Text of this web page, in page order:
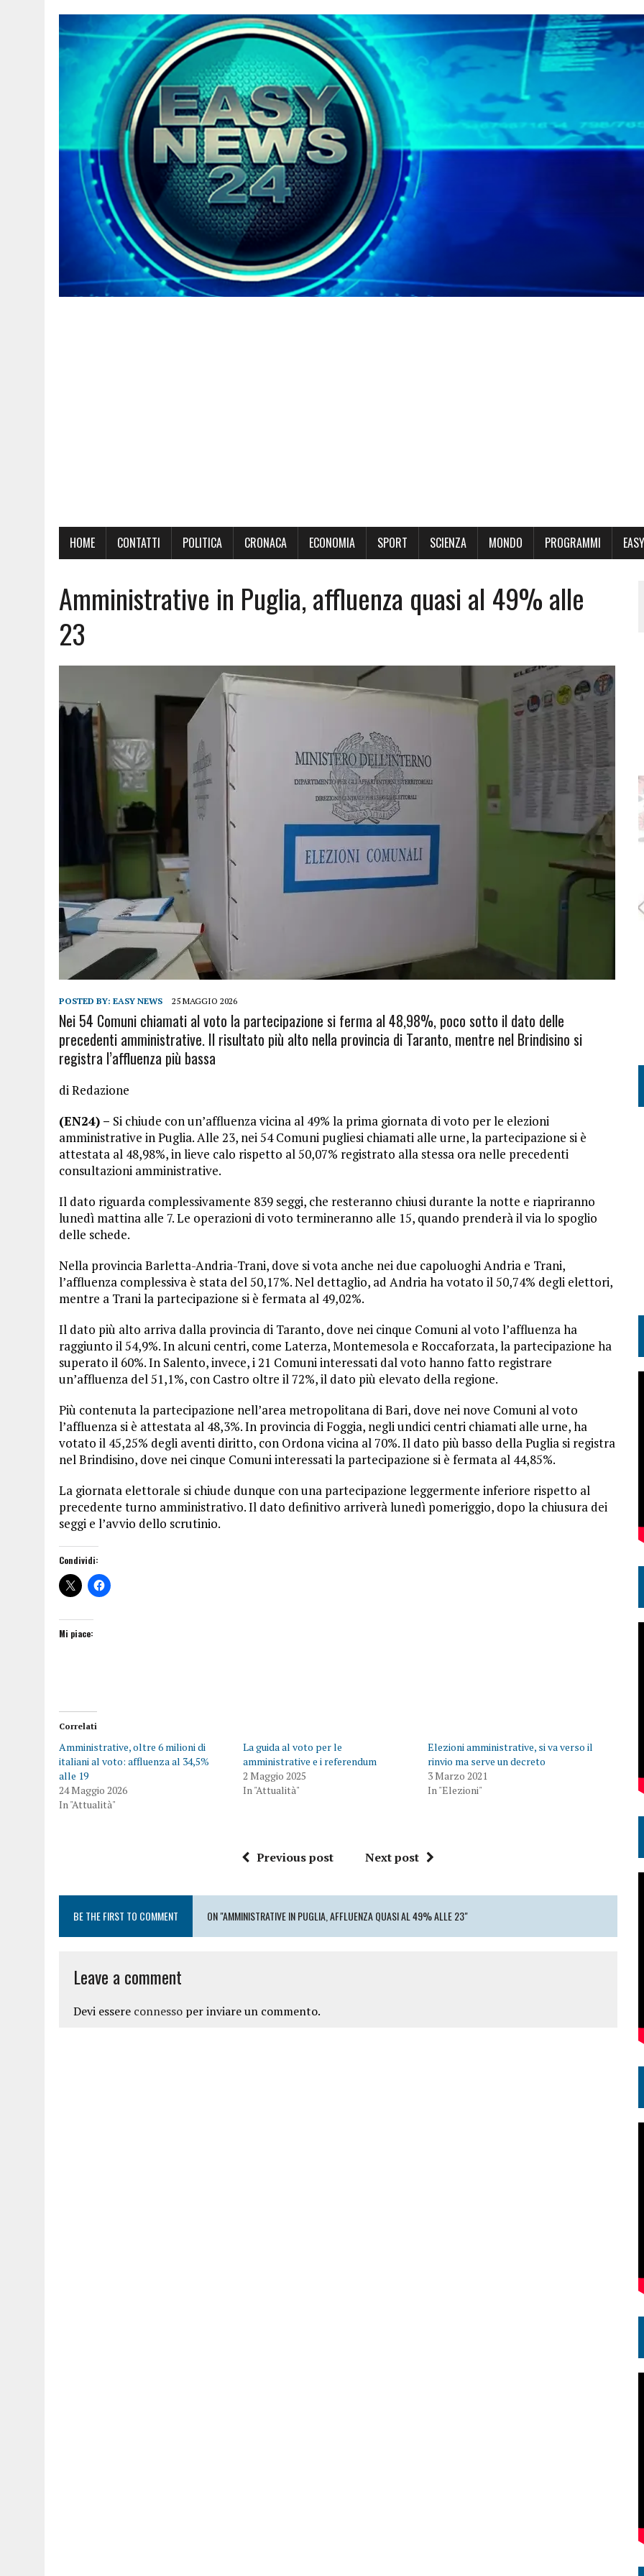
HOME CONTATTI POLITICA CRONACA ECONOMIA SPORT SCIENZA MONDO PROGRAMMI
Amministrative in Puglia, affluenza quasi al 49% alle
23
POSTED BY: EASY NEWS 25 MAGGIO 2026
Nei 54 Comuni chiamati al voto la partecipazione si ferma al 48,98%, poco sotto il dato delle
precedenti amministrative. Il risultato più alto nella provincia di Taranto, mentre nel Brindisino si
registra l’affluenza più bassa
di Redazione
(EN24) – Si chiude con un’affluenza vicina al 49% la prima giornata di voto per le elezioni
amministrative in Puglia. Alle 23, nei 54 Comuni pugliesi chiamati alle urne, la partecipazione si è
attestata al 48,98%, in lieve calo rispetto al 50,07% registrato alla stessa ora nelle precedenti
consultazioni amministrative.
Il dato riguarda complessivamente 839 seggi, che resteranno chiusi durante la notte e riapriranno
lunedì mattina alle 7. Le operazioni di voto termineranno alle 15, quando prenderà il via lo spoglio
delle schede.
Nella provincia Barletta-Andria-Trani, dove si vota anche nei due capoluoghi Andria e Trani,
l’affluenza complessiva è stata del 50,17%. Nel dettaglio, ad Andria ha votato il 50,74% degli elettori,
mentre a Trani la partecipazione si è fermata al 49,02%.
Il dato più alto arriva dalla provincia di Taranto, dove nei cinque Comuni al voto l’affluenza ha
raggiunto il 54,9%. In alcuni centri, come Laterza, Montemesola e Roccaforzata, la partecipazione ha
superato il 60%. In Salento, invece, i 21 Comuni interessati dal voto hanno fatto registrare
un’affluenza del 51,1%, con Castro oltre il 72%, il dato più elevato della regione.
Più contenuta la partecipazione nell’area metropolitana di Bari, dove nei nove Comuni al voto
l’affluenza si è attestata al 48,3%. In provincia di Foggia, negli undici centri chiamati alle urne, ha
votato il 45,25% degli aventi diritto, con Ordona vicina al 70%. Il dato più basso della Puglia si registra
nel Brindisino, dove nei cinque Comuni interessati la partecipazione si è fermata al 44,85%.
La giornata elettorale si chiude dunque con una partecipazione leggermente inferiore rispetto al
precedente turno amministrativo. Il dato definitivo arriverà lunedì pomeriggio, dopo la chiusura dei
seggi e l’avvio dello scrutinio.
Condividi:
Mi piace:
Correlati
Amministrative, oltre 6 milioni di
italiani al voto: affluenza al 34,5%
alle 19
24 Maggio 2026
In "Attualità"
La guida al voto per le
amministrative e i referendum
2 Maggio 2025
In "Attualità"
Elezioni amministrative, si va verso il
rinvio ma serve un decreto
3 Marzo 2021
In "Elezioni"
Previous post Next post
BE THE FIRST TO COMMENT ON "AMMINISTRATIVE IN PUGLIA, AFFLUENZA QUASI AL 49% ALLE 23"
Leave a comment
Devi essere connesso per inviare un commento.